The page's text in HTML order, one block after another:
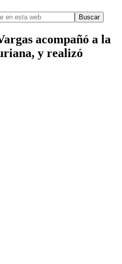
acompañó a la
y realizó